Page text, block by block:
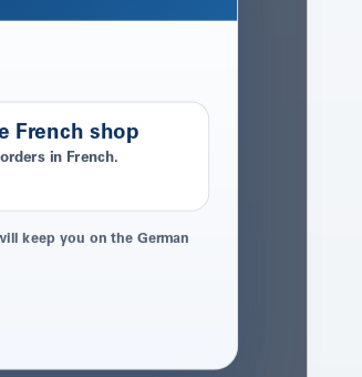
French shop
in French.
keep you on the German